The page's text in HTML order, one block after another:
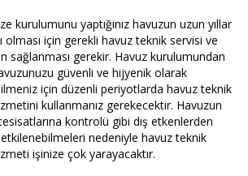
kurulumunu yaptığınız havuzun uzun yıllar
olması için gerekli havuz teknik servisi ve
sağlanması gerekir. Havuz kurulumundan
güvenli ve hijyenik olarak
için düzenli periyotlarda havuz teknik
kullanmanız gerekecektir. Havuzun
tesisatlarına kontrolü gibi dış etkenlerden
nedeniyle havuz teknik
işinize çok yarayacaktır.